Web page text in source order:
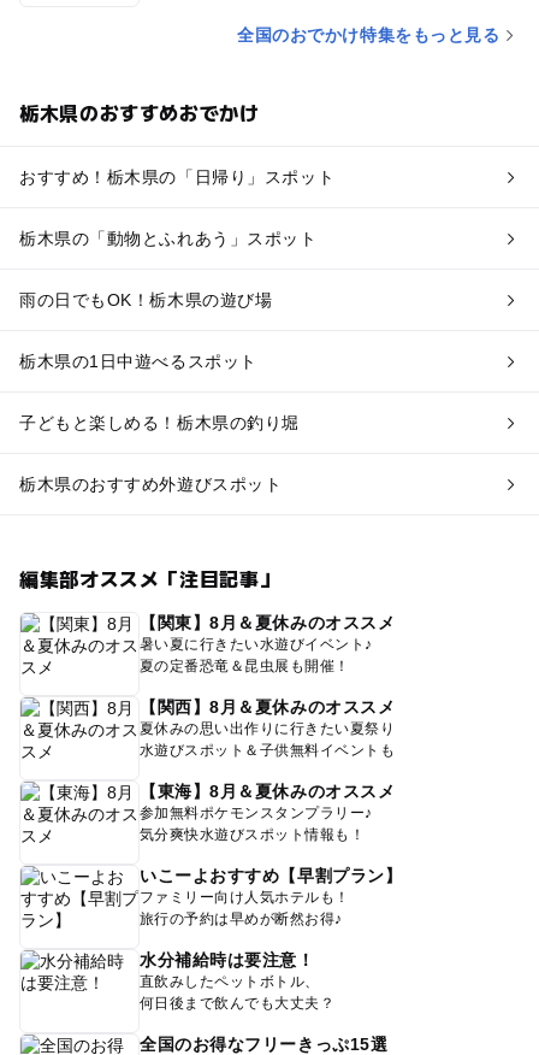
全国のおでかけ特集をもっと見る
栃木県のおすすめおでかけ
おすすめ！栃木県の「日帰り」スポット
栃木県の「動物とふれあう」スポット
雨の日でもOK！栃木県の遊び場
栃木県の1日中遊べるスポット
子どもと楽しめる！栃木県の釣り堀
栃木県のおすすめ外遊びスポット
編集部オススメ「注目記事」
【関東】8月＆夏休みのオススメ
暑い夏に行きたい水遊びイベント♪
夏の定番恐竜＆昆虫展も開催！
【関西】8月＆夏休みのオススメ
夏休みの思い出作りに行きたい夏祭り
水遊びスポット＆子供無料イベントも
【東海】8月＆夏休みのオススメ
参加無料ポケモンスタンプラリー♪
気分爽快水遊びスポット情報も！
いこーよおすすめ【早割プラン】
ファミリー向け人気ホテルも！
旅行の予約は早めが断然お得♪
水分補給時は要注意！
直飲みしたペットボトル、
何日後まで飲んでも大丈夫？
全国のお得なフリーきっぷ15選